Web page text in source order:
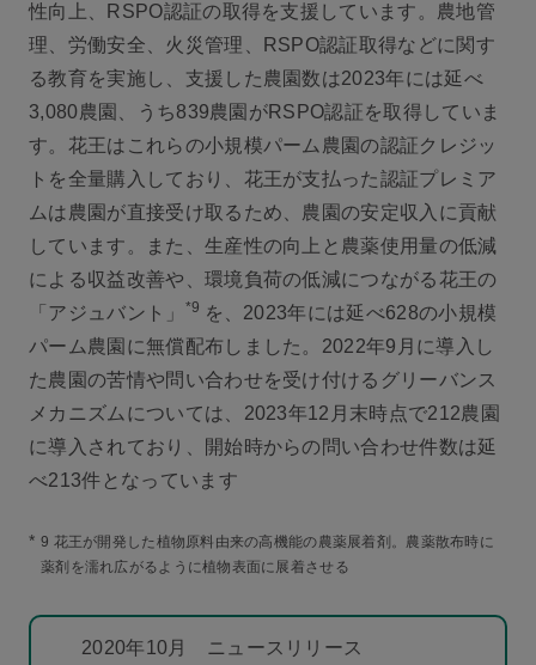
性向上、RSPO認証の取得を支援しています。農地管
理、労働安全、火災管理、RSPO認証取得などに関す
る教育を実施し、支援した農園数は2023年には延べ
3,080農園、うち839農園がRSPO認証を取得していま
す。花王はこれらの小規模パーム農園の認証クレジッ
トを全量購入しており、花王が支払った認証プレミア
ムは農園が直接受け取るため、農園の安定収入に貢献
しています。また、生産性の向上と農薬使用量の低減
による収益改善や、環境負荷の低減につながる花王の
「アジュバント」
*9 を、2023年には延べ628の小規模
パーム農園に無償配布しました。2022年9月に導入し
た農園の苦情や問い合わせを受け付けるグリーバンス
メカニズムについては、2023年12月末時点で212農園
に導入されており、開始時からの問い合わせ件数は延
べ213件となっています
* 9 花王が開発した植物原料由来の高機能の農薬展着剤。農薬散布時に
薬剤を濡れ広がるように植物表面に展着させる
2020年10月 ニュースリリース